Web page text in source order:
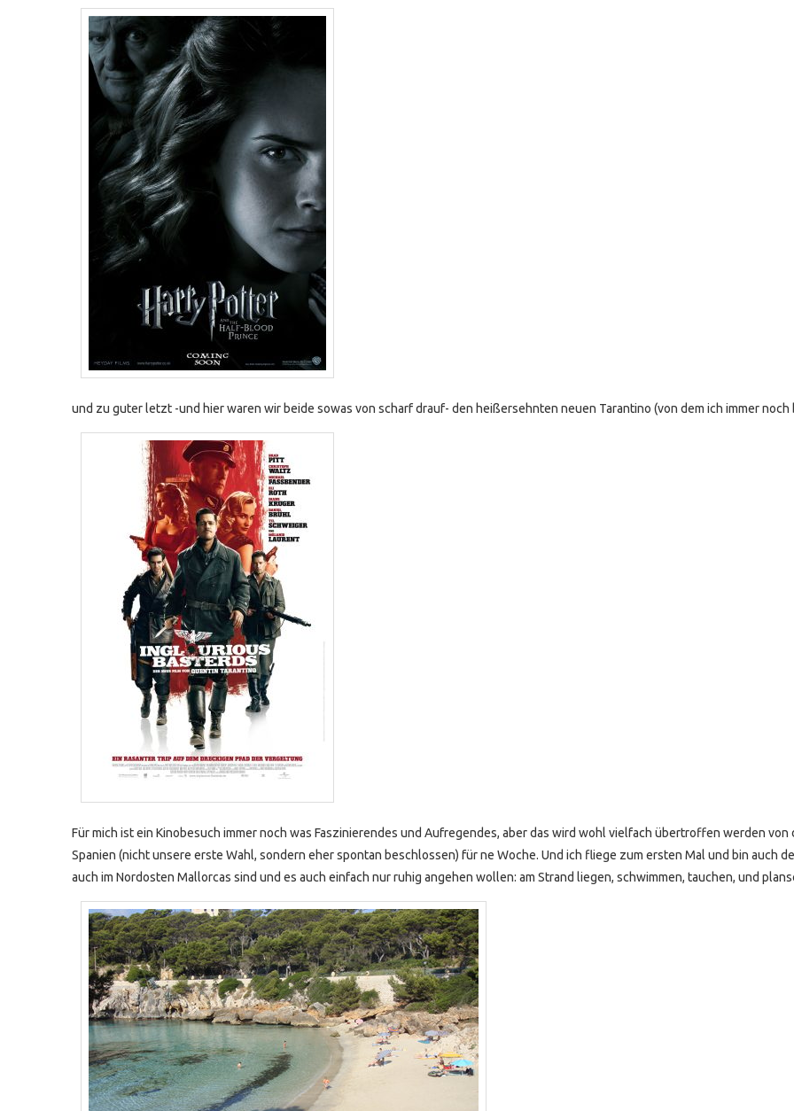
und zu guter letzt -und hier waren wir beide sowas von scharf drauf- den heißersehnten neuen Tarantino (von dem ich immer
Für mich ist ein Kinobesuch immer noch was Faszinierendes und Aufregendes, aber das wird wohl vielfach übertroffen werden
Spanien (nicht unsere erste Wahl, sondern eher spontan beschlossen) für ne Woche. Und ich fliege zum ersten Mal und bin auch
auch im Nordosten Mallorcas sind und es auch einfach nur ruhig angehen wollen: am Strand liegen, schwimmen, tauchen, und